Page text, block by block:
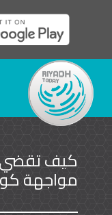
كيف تقضي
مواجهة